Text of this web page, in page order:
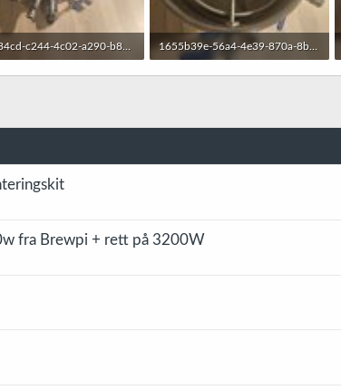
69c434cd-c244-4c02-a290-b86aef9fde38.jpg
· Sett: 15
1655b39e-56a4-4e39-870a-8b94636479ba.jpg
417,4 KB · Sett: 15
fra Brewpi + rett på 3200W